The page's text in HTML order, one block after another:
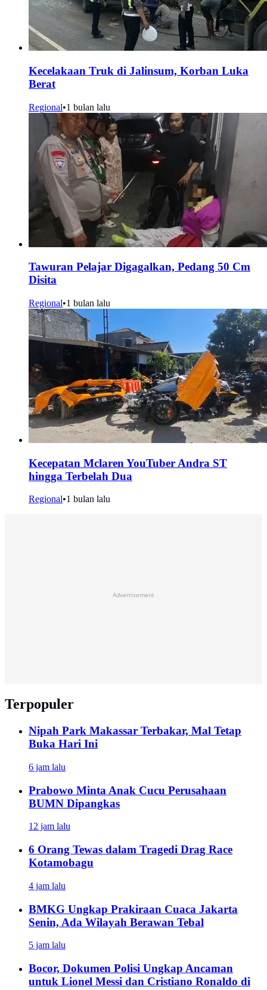
Kecelakaan Truk di Jalinsum, Korban Luka
Berat
Regional•1 bulan lalu
Tawuran Pelajar Digagalkan, Pedang 50 Cm
Disita
Regional•1 bulan lalu
Kecepatan Mclaren YouTuber Andra ST
hingga Terbelah Dua
Regional•1 bulan lalu
Advertisement
Terpopuler
Nipah Park Makassar Terbakar, Mal Tetap
Buka Hari Ini
6 jam lalu
Prabowo Minta Anak Cucu Perusahaan
BUMN Dipangkas
12 jam lalu
6 Orang Tewas dalam Tragedi Drag Race
Kotamobagu
4 jam lalu
BMKG Ungkap Prakiraan Cuaca Jakarta
Senin, Ada Wilayah Berawan Tebal
5 jam lalu
Bocor, Dokumen Polisi Ungkap Ancaman
untuk Lionel Messi dan Cristiano Ronaldo di